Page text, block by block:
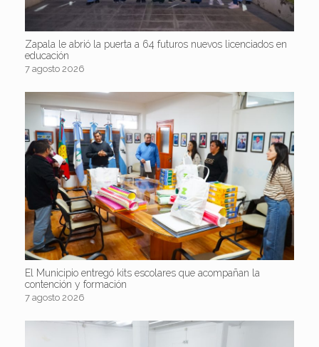
Zapala le abrió la puerta a 64 futuros nuevos licenciados en
educación
7 agosto 2026
El Municipio entregó kits escolares que acompañan la
contención y formación
7 agosto 2026